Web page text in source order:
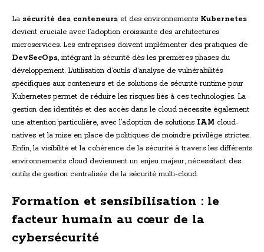
La sécurité des conteneurs et des environnements Kubernetes
devient cruciale avec l’adoption croissante des architectures
microservices. Les entreprises doivent implémenter des pratiques de
DevSecOps, intégrant la sécurité dès les premières phases du
développement. L’utilisation d’outils d’analyse de vulnérabilités
spécifiques aux conteneurs et de solutions de sécurité runtime pour
Kubernetes permet de réduire les risques liés à ces technologies. La
gestion des identités et des accès dans le cloud nécessite également
une attention particulière, avec l’adoption de solutions IAM cloud-
natives et la mise en place de politiques de moindre privilège strictes.
Enfin, la visibilité et la cohérence de la sécurité à travers les différents
environnements cloud deviennent un enjeu majeur, nécessitant des
outils de gestion centralisée de la sécurité multi-cloud.
Formation et sensibilisation : le
facteur humain au cœur de la
cybersécurité